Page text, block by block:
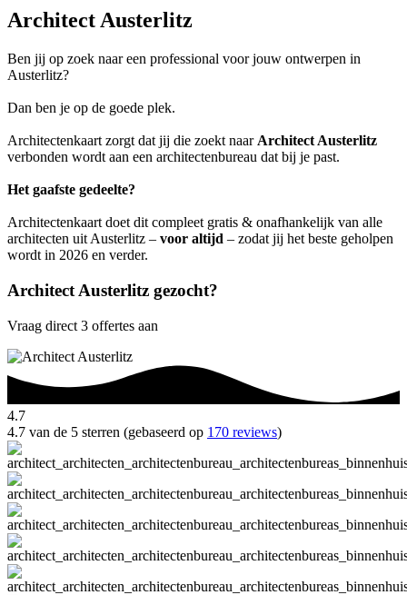
Architect Austerlitz
Ben jij op zoek naar een professional voor jouw ontwerpen in
Austerlitz?
Dan ben je op de goede plek.
Architectenkaart zorgt dat jij die zoekt naar Architect Austerlitz
verbonden wordt aan een architectenbureau dat bij je past.
Het gaafste gedeelte?
Architectenkaart doet dit compleet gratis & onafhankelijk van alle
architecten uit Austerlitz – voor altijd – zodat jij het beste geholpen
wordt in 2026 en verder.
Architect Austerlitz gezocht?
Vraag direct 3 offertes aan
4.7
4.7 van de 5 sterren (gebaseerd op 170 reviews)